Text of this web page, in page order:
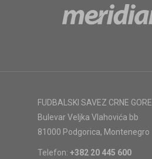
FUDBALSKI SAVEZ CRNE GORE
Bulevar Veljka Vlahovića bb
81000 Podgorica, Montenegro
Telefon: +382 20 445 600